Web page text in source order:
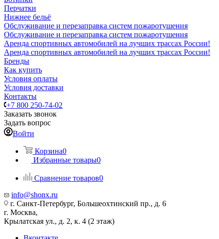
Перчатки
Нижнее бельё
Обслуживание и перезаправка систем пожаротушения
Обслуживание и перезаправка систем пожаротушения
Аренда спортивных автомобилей на лучших трассах России!
Аренда спортивных автомобилей на лучших трассах России!
Бренды
Как купить
Условия оплаты
Условия доставки
Контакты
+7 800 250-74-02
Заказать звонок
Задать вопрос
Войти
Корзина0
Избранные товары0
Сравнение товаров0
info@shonx.ru
г. Санкт-Петербург, Большеохтинский пр., д. 6
г. Москва,
Крылатская ул., д. 2, к. 4 (2 этаж)